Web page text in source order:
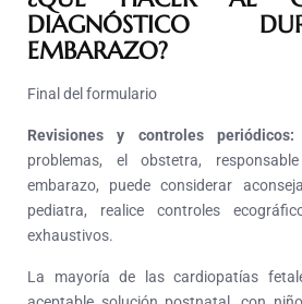
DIAGNÓSTICO
EMBARAZO?
Final del formulario
Revisiones y controles
problemas, el obstetra,
embarazo, puede considerar
pediatra, realice controles
exhaustivos.
La mayoría de las cardiopatías